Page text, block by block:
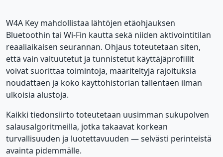
W4A Key mahdollistaa lähtöjen etäohjauksen
Bluetoothin tai Wi-Fin kautta sekä niiden aktivointitilan
reaaliaikaisen seurannan. Ohjaus toteutetaan siten,
että vain valtuutetut ja tunnistetut käyttäjäprofiilit
voivat suorittaa toimintoja, määriteltyjä rajoituksia
noudattaen ja koko käyttöhistorian tallentaen ilman
ulkoisia alustoja.
Kaikki tiedonsiirto toteutetaan uusimman sukupolven
salausalgoritmeilla, jotka takaavat korkean
turvallisuuden ja luotettavuuden — selvästi perinteistä
avainta pidemmälle.